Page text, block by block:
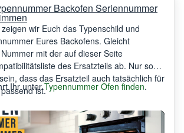
Backofen Seriennummer
wir Euch das Typenschild und
Eures Backofens. Gleicht
mit der auf dieser Seite
des Ersatzteils ab. Nur so
dass das Ersatzteil auch tatsächlich für
ist.
Ihr unterTypennummer Ofen finden.